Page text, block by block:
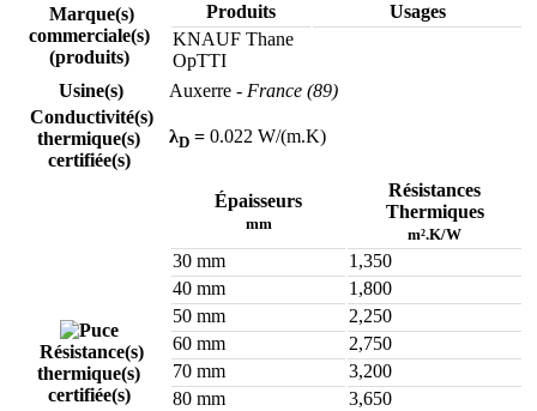
Marque(s)
commerciale(s)
(produits)
Produits
Usages
KNAUF Thane
OpTTI
Usine(s)
Auxerre - France (89)
Conductivité(s)
thermique(s)
certifiée(s)
λD = 0.022 W/(m.K)
Résistance(s)
thermique(s)
certifiée(s)
Épaisseurs
mm
Résistances
Thermiques
m².K/W
30 mm
1,350
40 mm
1,800
50 mm
2,250
60 mm
2,750
70 mm
3,200
80 mm
3,650